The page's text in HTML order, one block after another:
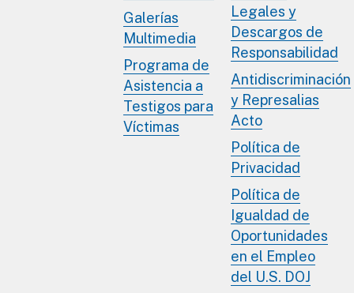
Galerías
Multimedia
Programa de
Asistencia a
Testigos para
Víctimas
Legales y
Descargos de
Responsabilidad
Antidiscriminación
y Represalias
Acto
Política de
Privacidad
Política de
Igualdad de
Oportunidades
en el Empleo
del U.S. DOJ